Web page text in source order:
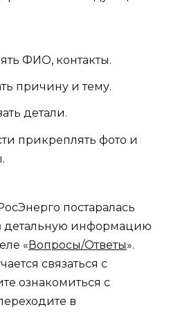
ФИО, контакты.
причину и тему.
детали.
прикреплять фото и
постаралась
детальную информацию
«Вопросы/Ответы».
связаться с
ознакомиться с
в